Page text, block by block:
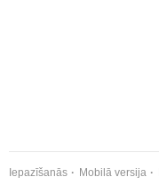
Iepazīšanās Mobilā versija